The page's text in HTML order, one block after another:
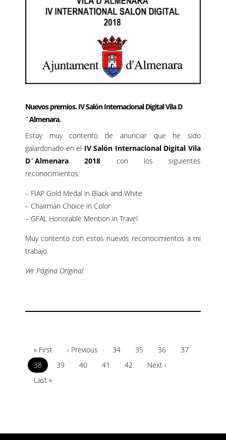
Nuevos premios.IV Salón Internacional Digital Vila D
´Almenara.
Estoy muy contento de anunciar que he sido
galardonado en el IV Salón Internacional Digital Vila
D´Almenara 2018 con los siguientes
reconocimientos:
– FIAP Gold Medal in Black and White
– Chairman Choice in Color
– GFAL Honorable Mention in Travel
Muy contento con estos nuevos reconocimientos a mi
trabajo.
Ver Página Original
« First ‹ Previous 34 35 36
37
38
39 40 41 42
Next ›
Last »